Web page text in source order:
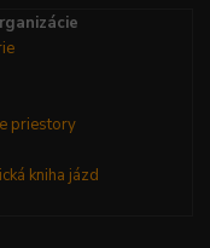
priestory
kniha jázd